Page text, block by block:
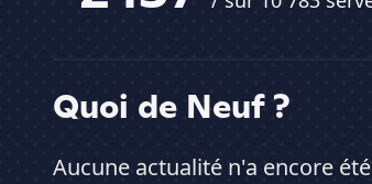
Quoi de Neuf ?
Aucune actualité n'a encore